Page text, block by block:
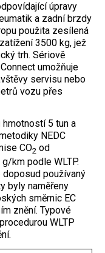
úpravy
a zadní brzdy
použita zesílená
3500 kg, jež
trh. Sériově
umožňuje
servisu nebo
vozu přes
5 tun a
NEDC
CO2 od
km podle WLTP.
doposud používaný
byly naměřeny
směrnic EC
znění. Typové
WLTP